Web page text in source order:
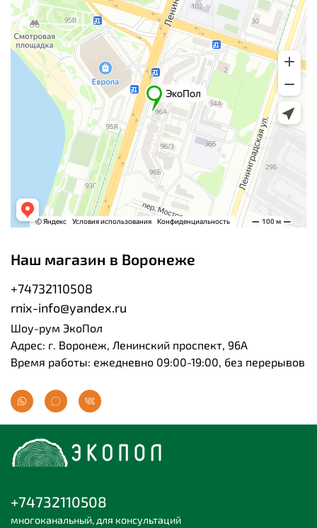
Наш магазин в Воронеже
+74732110508
rnix-info@yandex.ru
Шоу-рум ЭкоПол
Адрес: г. Воронеж, Ленинский проспект, 96А
Время работы: ежедневно 09:00-19:00, без перерывов
+74732110508
многоканальный, для консультаций